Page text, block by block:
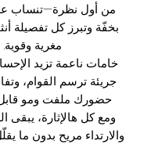
من أول نظرة—تنساب
بخفّة وتبرز كل تفصيلة
مغرية وقوية.
خامات ناعمة تزيد
جريئة ترسم القوام،
حضورك ملفت ومو قابل
ومع كل هالإثارة، يبقى
والارتداء مريح بدون ما